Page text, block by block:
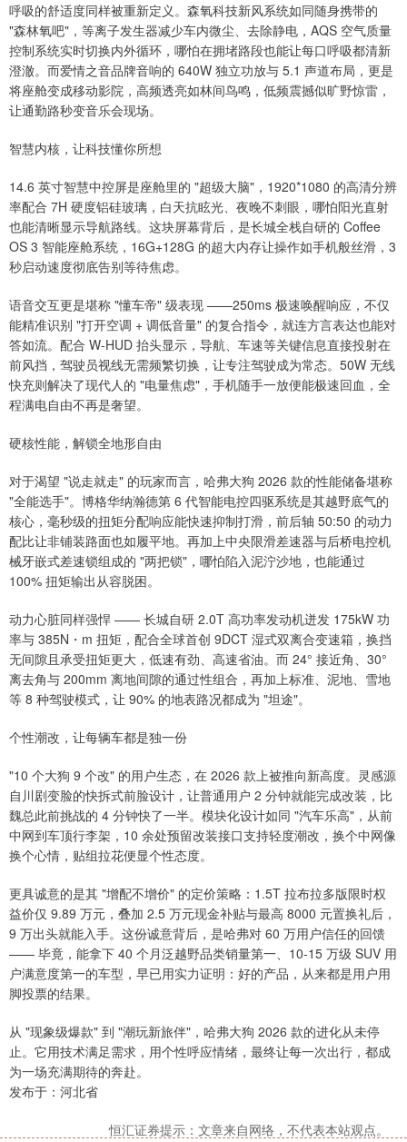
呼吸的舒适度同样被重新定义。森氧科技新风系统如同随身携带的
"森林氧吧"，等离子发生器减少车内微尘、去除静电，AQS 空气质量
控制系统实时切换内外循环，哪怕在拥堵路段也能让每口呼吸都清新
澄澈。而爱情之音品牌音响的 640W 独立功放与 5.1 声道布局，更是
将座舱变成移动影院，高频透亮如林间鸟鸣，低频震撼似旷野惊雷，
让通勤路秒变音乐会现场。
智慧内核，让科技懂你所想
14.6 英寸智慧中控屏是座舱里的 "超级大脑"，1920*1080 的高清分辨
率配合 7H 硬度铝硅玻璃，白天抗眩光、夜晚不刺眼，哪怕阳光直射
也能清晰显示导航路线。这块屏幕背后，是长城全栈自研的 Coffee
OS 3 智能座舱系统，16G+128G 的超大内存让操作如手机般丝滑，3
秒启动速度彻底告别等待焦虑。
语音交互更是堪称 "懂车帝" 级表现 ——250ms 极速唤醒响应，不仅
能精准识别 "打开空调 + 调低音量" 的复合指令，就连方言表达也能对
答如流。配合 W-HUD 抬头显示，导航、车速等关键信息直接投射在
前风挡，驾驶员视线无需频繁切换，让专注驾驶成为常态。50W 无线
快充则解决了现代人的 "电量焦虑"，手机随手一放便能极速回血，全
程满电自由不再是奢望。
硬核性能，解锁全地形自由
对于渴望 "说走就走" 的玩家而言，哈弗大狗 2026 款的性能储备堪称
"全能选手"。博格华纳瀚德第 6 代智能电控四驱系统是其越野底气的
核心，毫秒级的扭矩分配响应能快速抑制打滑，前后轴 50:50 的动力
配比让非铺装路面也如履平地。再加上中央限滑差速器与后桥电控机
械牙嵌式差速锁组成的 "两把锁"，哪怕陷入泥泞沙地，也能通过
100% 扭矩输出从容脱困。
动力心脏同样强悍 —— 长城自研 2.0T 高功率发动机迸发 175kW 功
率与 385N・m 扭矩，配合全球首创 9DCT 湿式双离合变速箱，换挡
无间隙且承受扭矩更大，低速有劲、高速省油。而 24° 接近角、30°
离去角与 200mm 离地间隙的通过性组合，再加上标准、泥地、雪地
等 8 种驾驶模式，让 90% 的地表路况都成为 "坦途"。
个性潮改，让每辆车都是独一份
"10 个大狗 9 个改" 的用户生态，在 2026 款上被推向新高度。灵感源
自川剧变脸的快拆式前脸设计，让普通用户 2 分钟就能完成改装，比
魏总此前挑战的 4 分钟快了一半。模块化设计如同 "汽车乐高"，从前
中网到车顶行李架，10 余处预留改装接口支持轻度潮改，换个中网像
换个心情，贴组拉花便显个性态度。
更具诚意的是其 "增配不增价" 的定价策略：1.5T 拉布拉多版限时权
益价仅 9.89 万元，叠加 2.5 万元现金补贴与最高 8000 元置换礼后，
9 万出头就能入手。这份诚意背后，是哈弗对 60 万用户信任的回馈
—— 毕竟，能拿下 40 个月泛越野品类销量第一、10-15 万级 SUV 用
户满意度第一的车型，早已用实力证明：好的产品，从来都是用户用
脚投票的结果。
从 "现象级爆款" 到 "潮玩新旅伴"，哈弗大狗 2026 款的进化从未停
止。它用技术满足需求，用个性呼应情绪，最终让每一次出行，都成
为一场充满期待的奔赴。
发布于：河北省
恒汇证券提示：文章来自网络，不代表本站观点。